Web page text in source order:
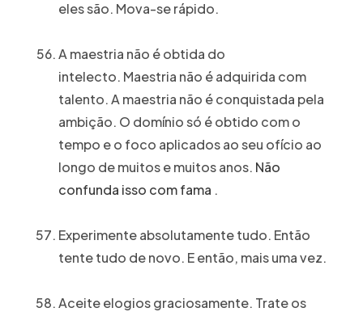
eles são. Mova-se rápido.
A maestria não é obtida do
intelecto. Maestria não é adquirida com
talento. A maestria não é conquistada pela
ambição. O domínio só é obtido com o
tempo e o foco aplicados ao seu ofício ao
longo de muitos e muitos anos. Não
confunda isso com fama .
Experimente absolutamente tudo. Então
tente tudo de novo. E então, mais uma vez.
Aceite elogios graciosamente. Trate os